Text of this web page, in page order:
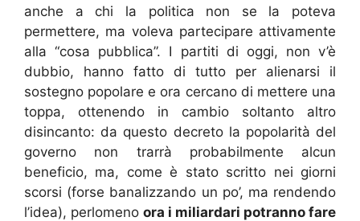
anche a chi la politica non se la poteva
permettere, ma voleva partecipare attivamente
alla “cosa pubblica”. I partiti di oggi, non v’è
dubbio, hanno fatto di tutto per alienarsi il
sostegno popolare e ora cercano di mettere una
toppa, ottenendo in cambio soltanto altro
disincanto: da questo decreto la popolarità del
governo non trarrà probabilmente alcun
beneficio, ma, come è stato scritto nei giorni
scorsi (forse banalizzando un po’, ma rendendo
l’idea), perlomeno ora i miliardari potranno fare